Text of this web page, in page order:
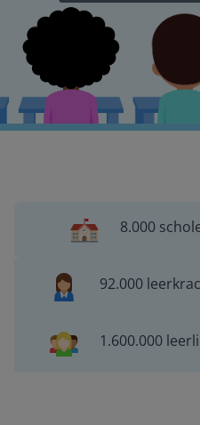
8.000
92.000
1.600.000